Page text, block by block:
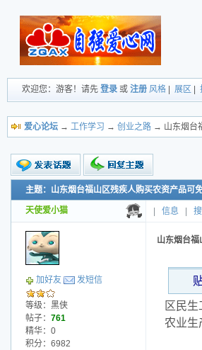
欢迎您：游客！请先 登录 或 注册 风格 展区
爱心论坛 → 工作学习 → 创业之路 → 山东烟台
新的主题
投票帖
小字报
主题：山东烟台福山区残疾人购买农资产品可
天使爱小猫 信息
加好友 发短信
等级：黑侠
帖子： 761
精华：0
积分：6982
山东烟台
区民
农业生
张